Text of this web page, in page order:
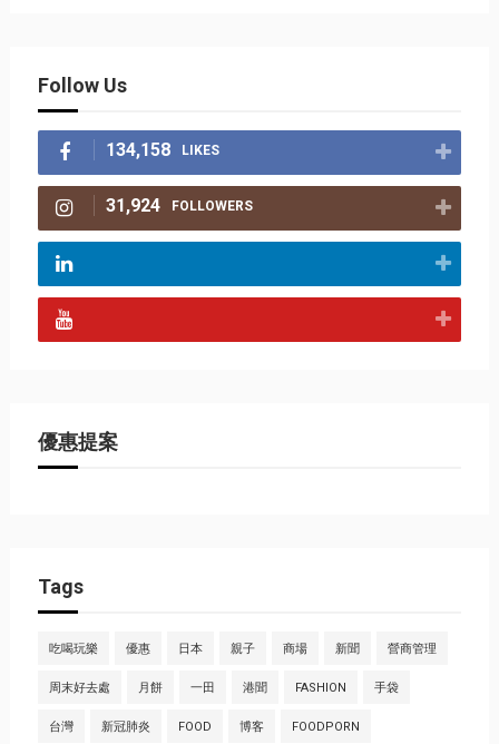
Follow Us
134,158 LIKES
31,924 FOLLOWERS
優惠提案
Tags
吃喝玩樂 優惠 日本 親子 商場 新聞 營商管理
周末好去處 月餅 一田 港聞 FASHION 手袋
台灣 新冠肺炎 FOOD 博客 FOODPORN